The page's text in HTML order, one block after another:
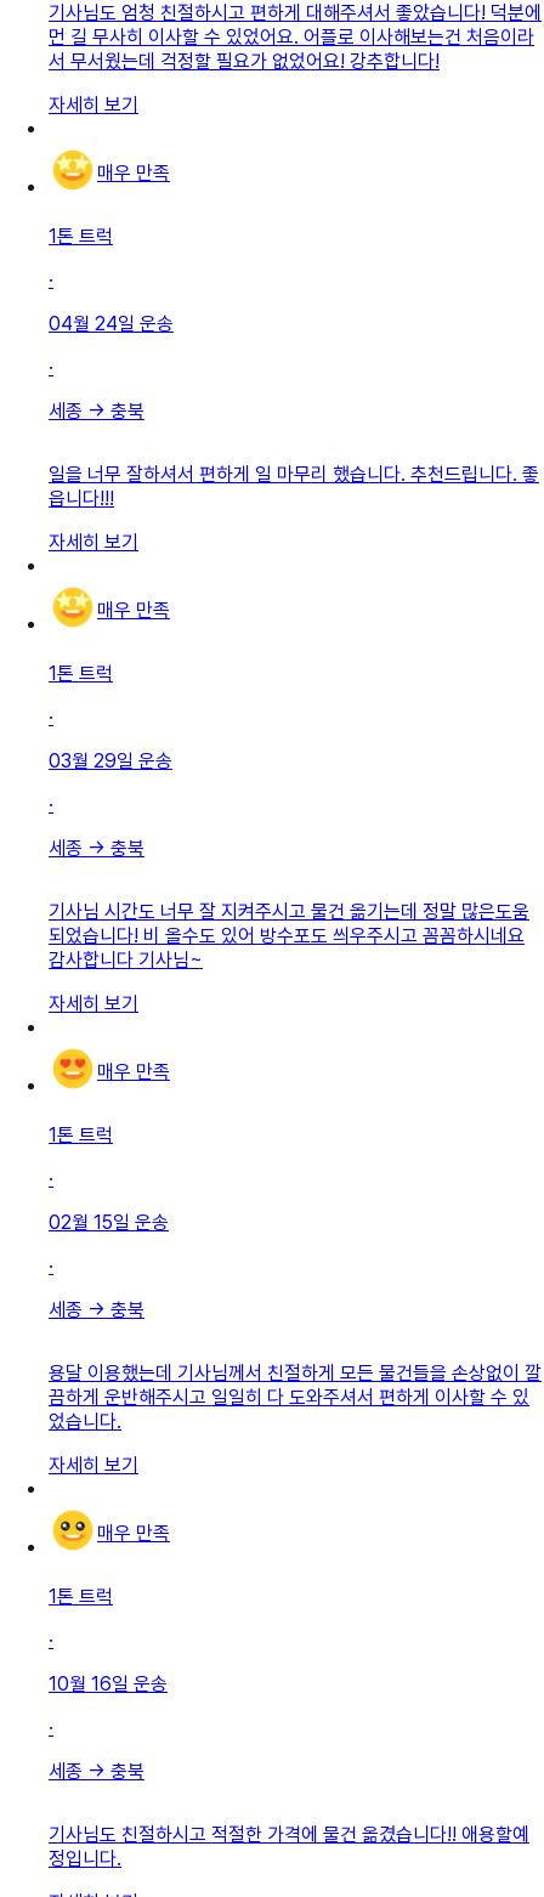
기사님도 엄청 친절하시고 편하게 대해주셔서 좋았습니다! 덕분에
먼 길 무사히 이사할 수 있었어요. 어플로 이사해보는건 처음이라
서 무서웠는데 걱정할 필요가 없었어요! 강추합니다!
자세히 보기
매우 만족
1톤 트럭
·
04월 24일 운송
·
세종 → 충북
일을 너무 잘하셔서 편하게 일 마무리 했습니다. 추천드립니다. 좋
읍니다!!!
자세히 보기
매우 만족
1톤 트럭
·
03월 29일 운송
·
세종 → 충북
기사님 시간도 너무 잘 지켜주시고 물건 옮기는데 정말 많은도움
되었습니다! 비 올수도 있어 방수포도 씌우주시고 꼼꼼하시네요
감사합니다 기사님~
자세히 보기
매우 만족
1톤 트럭
·
02월 15일 운송
·
세종 → 충북
용달 이용했는데 기사님께서 친절하게 모든 물건들을 손상없이 깔
끔하게 운반해주시고 일일히 다 도와주셔서 편하게 이사할 수 있
었습니다.
자세히 보기
매우 만족
1톤 트럭
·
10월 16일 운송
·
세종 → 충북
기사님도 친절하시고 적절한 가격에 물건 옮겼습니다!! 애용할예
정입니다.